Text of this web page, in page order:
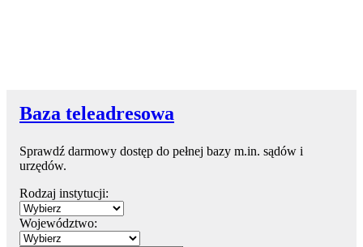
Baza teleadresowa
Sprawdź darmowy dostęp do pełnej bazy m.in. sądów i
urzędów.
Rodzaj instytucji:
Województwo: